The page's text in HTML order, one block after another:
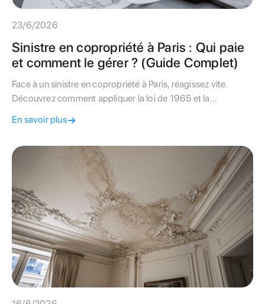
23/6/2026
Sinistre en copropriété à Paris : Qui paie
et comment le gérer ? (Guide Complet)
Face à un sinistre en copropriété à Paris, réagissez vite.
Découvrez comment appliquer la loi de 1965 et la
sans faux pas.
En savoir plus